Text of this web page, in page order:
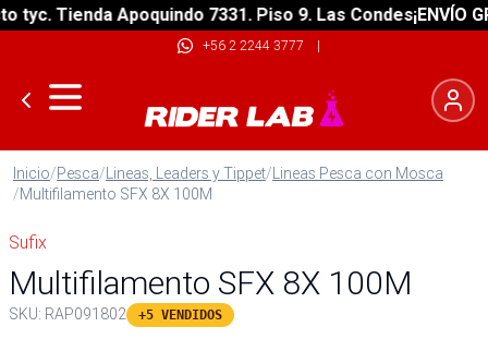
Tienda Apoquindo 7331. Piso 9. Las Condes¡ENVÍO
+56 2 2244 3777 |
Inicio/Pesca/Lineas, Leaders y Tippet/Lineas Pesca con Mosca
/Multifilamento SFX 8X 100M
Sufix
Multifilamento SFX 8X 100M
SKU: RAP091802 +5 VENDIDOS